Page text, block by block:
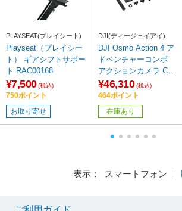
PLAYSEAT(プレイシート)
Playseat（プレイシー
ト） ギアシフトサポー
ト RAC00168
¥7,500 (税込)
750ポイント
お取り寄せ
DJI(ディージェイアイ)
DJI Osmo Action 4 ア
ドベンチャーコンボ
アクションカメラ CA2
040
¥46,310 (税込)
464ポイント
在庫あり
表示： スマートフォン ｜